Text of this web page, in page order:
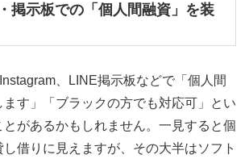
掲示板での「個人間融資」を装
、LINE掲示板などで「個人間
す」「ブラックの方でも対応可」とい
とがあるかもしれません。一見すると個
し借りに見えますが、その大半はソフト